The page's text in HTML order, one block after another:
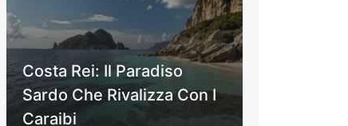
Costa Rei: Il Paradiso
Sardo Che Rivalizza Con I
Caraibi